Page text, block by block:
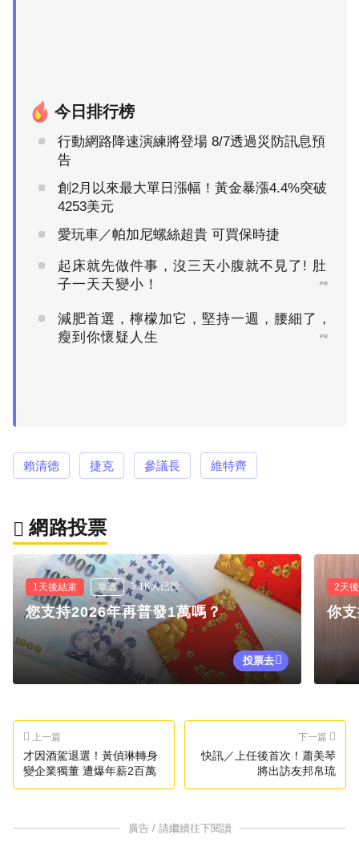
今日排行榜
行動網路降速演練將登場 8/7透過災防訊息預
告
創2月以來最大單日漲幅！黃金暴漲4.4%突破
4253美元
愛玩車／帕加尼螺絲超貴 可買保時捷
起床就先做件事，沒三天小腹就不見了! 肚
子一天天變小！
PR
減肥首選，檸檬加它，堅持一週，腰細了，
瘦到你懷疑人生
PR
賴清德 捷克 參議長 維特齊
網路投票
1天後結束 單選 3.1K人已投
您支持2026年再普發1萬嗎？
投票去
2天
你
上一篇
才因酒駕退選！黃偵琳轉身
變企業獨董 遭爆年薪2百萬
下一篇
快訊／上任後首次！蕭美琴
將出訪友邦帛琉
廣告 / 請繼續往下閱讀